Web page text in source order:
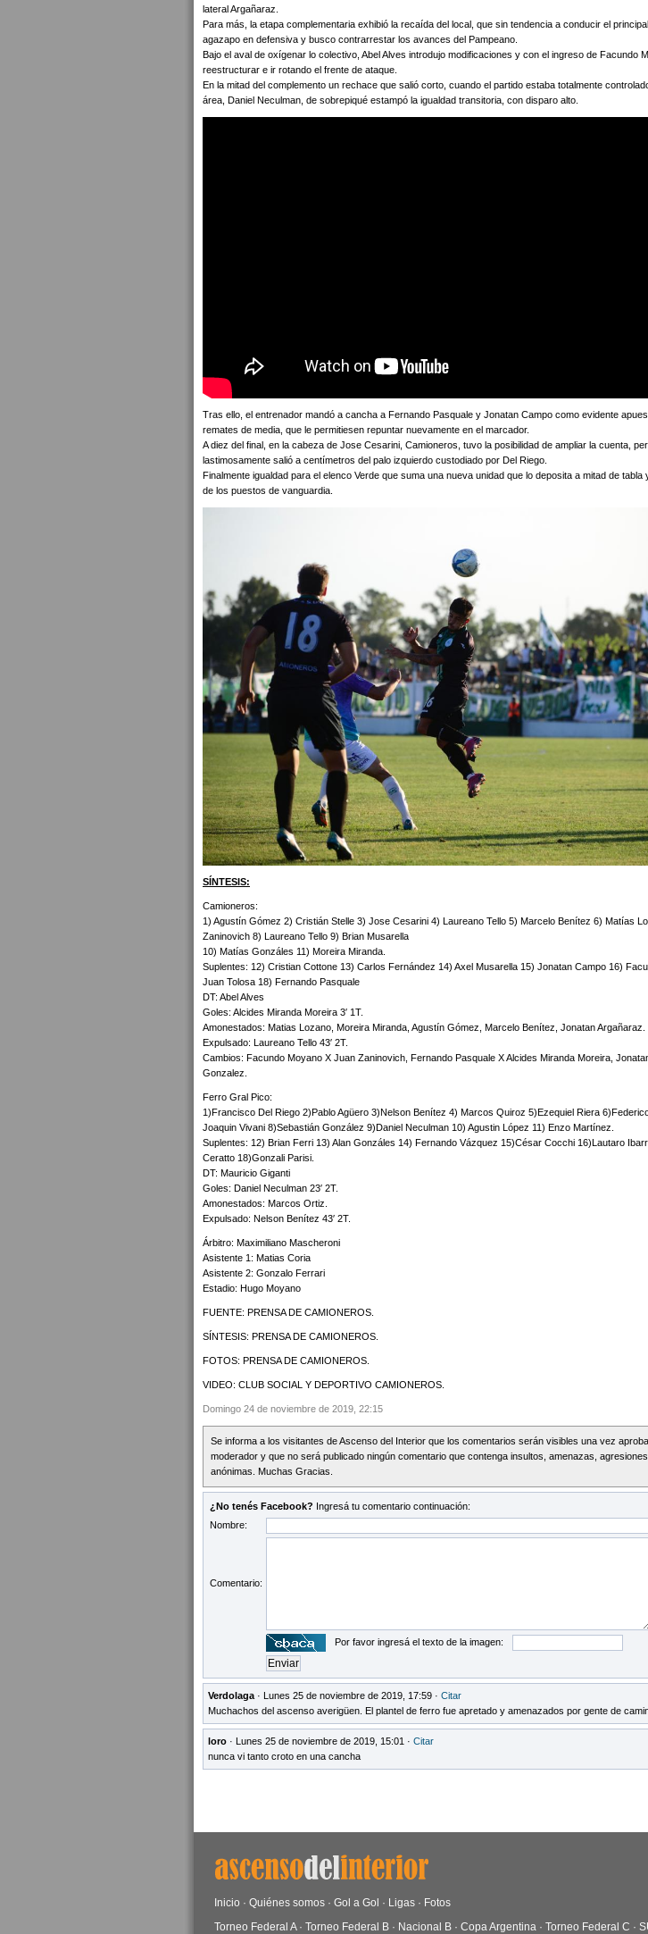
lateral Argañaraz.
Para más, la etapa complementaria exhibió la recaída del local, que sin tendencia a conducir el
agazapo en defensiva y busco contrarrestar los avances del Pampeano.
Bajo el aval de oxígenar lo colectivo, Abel Alves introdujo modificaciones y con el ingreso de Facundo
reestructurar e ir rotando el frente de ataque.
En la mitad del complemento un rechace que salió corto, cuando el partido estaba totalmente
área, Daniel Neculman, de sobrepiqué estampó la igualdad transitoria, con disparo alto.
Tras ello, el entrenador mandó a cancha a Fernando Pasquale y Jonatan Campo como evidente
remates de media, que le permitiesen repuntar nuevamente en el marcador.
A diez del final, en la cabeza de Jose Cesarini, Camioneros, tuvo la posibilidad de ampliar la cuenta,
lastimosamente salió a centímetros del palo izquierdo custodiado por Del Riego.
Finalmente igualdad para el elenco Verde que suma una nueva unidad que lo deposita a mitad de tabla
de los puestos de vanguardia.
SÍNTESIS:
Camioneros:
1) Agustín Gómez 2) Cristián Stelle 3) Jose Cesarini 4) Laureano Tello 5) Marcelo Benítez 6) Matías
Zaninovich 8) Laureano Tello 9) Brian Musarella
10) Matías Gonzáles 11) Moreira Miranda.
Suplentes: 12) Cristian Cottone 13) Carlos Fernández 14) Axel Musarella 15) Jonatan Campo 16)
Juan Tolosa 18) Fernando Pasquale
DT: Abel Alves
Goles: Alcides Miranda Moreira 3′ 1T.
Amonestados: Matias Lozano, Moreira Miranda, Agustín Gómez, Marcelo Benítez, Jonatan Argañaraz.
Expulsado: Laureano Tello 43′ 2T.
Cambios: Facundo Moyano X Juan Zaninovich, Fernando Pasquale X Alcides Miranda Moreira,
Gonzalez.
Ferro Gral Pico:
1)Francisco Del Riego 2)Pablo Agüero 3)Nelson Benítez 4) Marcos Quiroz 5)Ezequiel Riera
Joaquin Vivani 8)Sebastián González 9)Daniel Neculman 10) Agustin López 11) Enzo Martínez.
Suplentes: 12) Brian Ferri 13) Alan Gonzáles 14) Fernando Vázquez 15)César Cocchi 16)Lautaro
Ceratto 18)Gonzali Parisi.
DT: Mauricio Giganti
Goles: Daniel Neculman 23′ 2T.
Amonestados: Marcos Ortiz.
Expulsado: Nelson Benítez 43′ 2T.
Árbitro: Maximiliano Mascheroni
Asistente 1: Matias Coria
Asistente 2: Gonzalo Ferrari
Estadio: Hugo Moyano
FUENTE: PRENSA DE CAMIONEROS.
SÍNTESIS: PRENSA DE CAMIONEROS.
FOTOS: PRENSA DE CAMIONEROS.
VIDEO: CLUB SOCIAL Y DEPORTIVO CAMIONEROS.
Domingo 24 de noviembre de 2019, 22:15
Se informa a los visitantes de Ascenso del Interior que los comentarios serán visibles una vez
moderador y que no será publicado ningún comentario que contenga insultos, amenazas,
anónimas. Muchas Gracias.
¿No tenés Facebook? Ingresá tu comentario continuación:
Nombre:
Comentario:
Por favor ingresá el texto de la imagen:
Verdolaga · Lunes 25 de noviembre de 2019, 17:59 · Citar
Muchachos del ascenso averigüen. El plantel de ferro fue apretado y amenazados por gente de
loro · Lunes 25 de noviembre de 2019, 15:01 · Citar
nunca vi tanto croto en una cancha
Inicio · Quiénes somos · Gol a Gol · Ligas · Fotos
Torneo Federal A· Torneo Federal B · Nacional B · Copa Argentina · Torneo Federal C ·